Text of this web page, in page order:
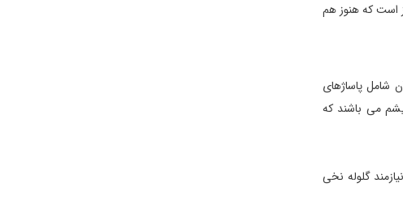
است كه هنوز هم
ثبت شده جهانی آن شامل پاساژهای
می باشند كه
گلوله نخی